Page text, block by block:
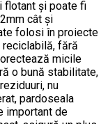
flotant și poate fi
cât și
folosi în proiecte
fără
micile
o bună stabilitate,
nu
pardoseala
important de